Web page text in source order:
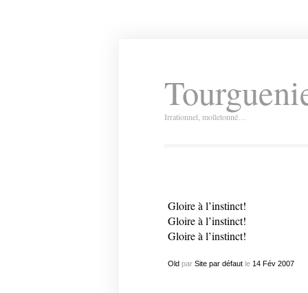
Irrationnel, molletonné…
Gloire à l’instinct!
Gloire à l’instinct!
Gloire à l’instinct!
Oldpar Site par défautle 14 Fév 2007